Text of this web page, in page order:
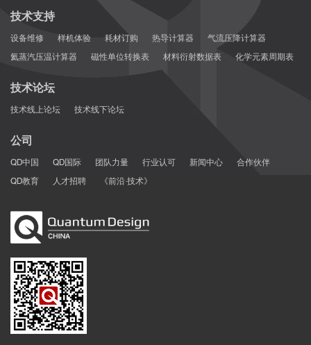
技术支持
设备维修 样机体验 耗材订购 热导计算器
气流压降计算器
氦蒸汽压温计算器
磁性单位转换表 材料衍射数据表 化学元素周期表
技术论坛
技术线上论坛 技术线下论坛
公司
QD中国 QD国际 团队力量 行业认可 新闻中心
合作伙伴
QD教育
人才招聘 《前沿·技术》